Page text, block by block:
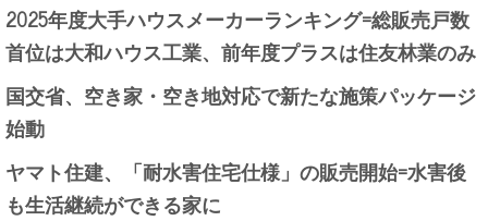
2025年度大手ハウスメーカーランキング=総販売戸数
首位は大和ハウス工業、前年度プラスは住友林業のみ
国交省、空き家・空き地対応で新たな施策パッケージ
始動
ヤマト住建、「耐水害住宅仕様」の販売開始=水害後
も生活継続ができる家に